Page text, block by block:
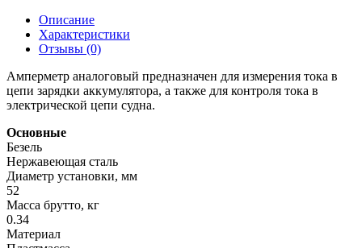
Описание
Характеристики
Отзывы (0)
Амперметр аналоговый предназначен для измерения тока в
цепи зарядки аккумулятора, а также для контроля тока в
электрической цепи судна.
Основные
Безель
Нержавеющая сталь
Диаметр установки, мм
52
Масса брутто, кг
0.34
Материал